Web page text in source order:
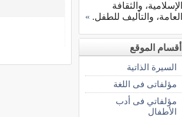
الإسلامية، والثقافة
العامة، والتأليف للطفل. »
أقسام الموقع
السيرة الذاتية
مؤلفاتى فى اللغة
مؤلفاتي فى أدب
الأطفال